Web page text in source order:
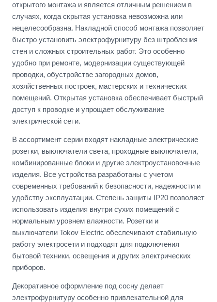
открытого монтажа и является отличным решением в
случаях, когда скрытая установка невозможна или
нецелесообразна. Накладной способ монтажа позволяет
быстро установить электрофурнитуру без штробления
стен и сложных строительных работ. Это особенно
удобно при ремонте, модернизации существующей
проводки, обустройстве загородных домов,
хозяйственных построек, мастерских и технических
помещений. Открытая установка обеспечивает быстрый
доступ к проводке и упрощает обслуживание
электрической сети.
В ассортимент серии входят накладные электрические
розетки, выключатели света, проходные выключатели,
комбинированные блоки и другие электроустановочные
изделия. Все устройства разработаны с учетом
современных требований к безопасности, надежности и
удобству эксплуатации. Степень защиты IP20 позволяет
использовать изделия внутри сухих помещений с
нормальным уровнем влажности. Розетки и
выключатели Tokov Electric обеспечивают стабильную
работу электросети и подходят для подключения
бытовой техники, освещения и других электрических
приборов.
Декоративное оформление под сосну делает
электрофурнитуру особенно привлекательной для